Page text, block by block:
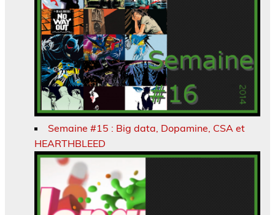
Semaine #15 : Big data, Dopamine, CSA et
HEARTHBLEED